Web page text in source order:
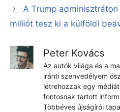
A Trump
milliót tesz ki a külföldi
Peter Kovács
Az autók világa és a
iránti szenvedélyem
létrehozzak egy
fontosnak tartott
Többéves újságírói